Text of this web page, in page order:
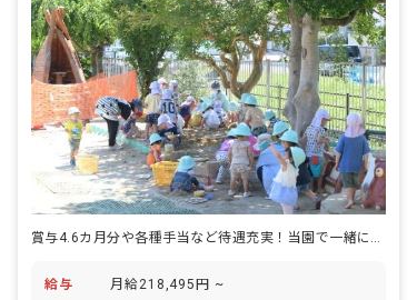
賞与4.6カ月分や各種手当など待遇充実！当園で一緒に働きませんか！
給与 月給218,495円 ~